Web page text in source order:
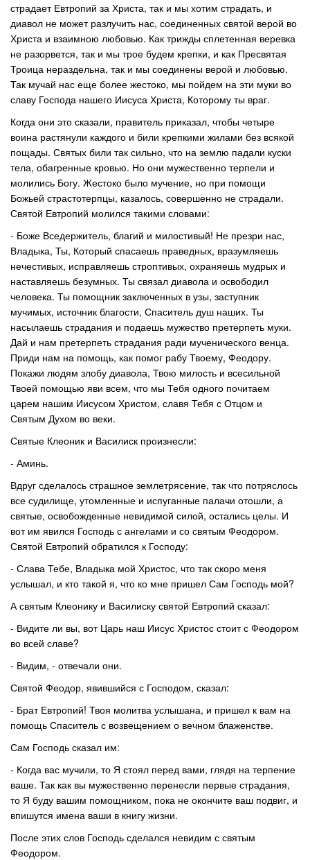
страдает Евтропий за Христа, так и мы хотим страдать, и
диавол не может разлучить нас, соединенных святой верой во
Христа и взаимною любовью. Как трижды сплетенная веревка
не разорвется, так и мы трое будем крепки, и как Пресвятая
Троица нераздельна, так и мы соединены верой и любовью.
Так мучай нас еще более жестоко, мы пойдем на эти муки во
славу Господа нашего Иисуса Христа, Которому ты враг.
Когда они это сказали, правитель приказал, чтобы четыре
воина растянули каждого и били крепкими жилами без всякой
пощады. Святых били так сильно, что на землю падали куски
тела, обагренные кровью. Но они мужественно терпели и
молились Богу. Жестоко было мучение, но при помощи
Божьей страстотерпцы, казалось, совершенно не страдали.
Святой Евтропий молился такими словами:
- Боже Вседержитель, благий и милостивый! Не презри нас,
Владыка, Ты, Который спасаешь праведных, вразумляешь
нечестивых, исправляешь строптивых, охраняешь мудрых и
наставляешь безумных. Ты связал диавола и освободил
человека. Ты помощник заключенных в узы, заступник
мучимых, источник благости, Спаситель душ наших. Ты
насылаешь страдания и подаешь мужество претерпеть муки.
Дай и нам претерпеть страдания ради мученического венца.
Приди нам на помощь, как помог рабу Твоему, Феодору.
Покажи людям злобу диавола, Твою милость и всесильной
Твоей помощью яви всем, что мы Тебя одного почитаем
царем нашим Иисусом Христом, славя Тебя с Отцом и
Святым Духом во веки.
Святые Клеоник и Василиск произнесли:
- Аминь.
Вдруг сделалось страшное землетрясение, так что потряслось
все судилище, утомленные и испуганные палачи отошли, а
святые, освобожденные невидимой силой, остались целы. И
вот им явился Господь с ангелами и со святым Феодором.
Святой Евтропий обратился к Господу:
- Слава Тебе, Владыка мой Христос, что так скоро меня
услышал, и кто такой я, что ко мне пришел Сам Господь мой?
А святым Клеонику и Василиску святой Евтропий сказал:
- Видите ли вы, вот Царь наш Иисус Христос стоит с Феодором
во всей славе?
- Видим, - отвечали они.
Святой Феодор, явившийся с Господом, сказал:
- Брат Евтропий! Твоя молитва услышана, и пришел к вам на
помощь Спаситель с возвещением о вечном блаженстве.
Сам Господь сказал им:
- Когда вас мучили, то Я стоял перед вами, глядя на терпение
ваше. Так как вы мужественно перенесли первые страдания,
то Я буду вашим помощником, пока не окончите ваш подвиг, и
впишутся имена ваши в книгу жизни.
После этих слов Господь сделался невидим с святым
Феодором.